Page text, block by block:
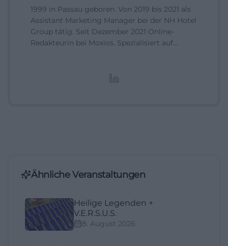
1999 in Passau geboren. Von 2019 bis 2021 als
Assistant Marketing Manager bei der NH Hotel
Group tätig. Seit Dezember 2021 Online-
Redakteurin bei Moxios. Spezialisiert auf
Ähnliche Veranstaltungen
Heilige Legenden +
V.E.R.S.U.S.
8. August 2026